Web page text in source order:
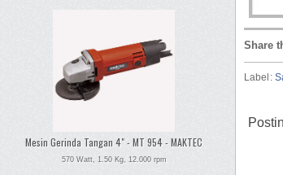
Share
Label:
Mesin Gerinda Tangan 4" - MT 954 - MAKTEC
570 Watt, 1.50 Kg, 12.000 rpm